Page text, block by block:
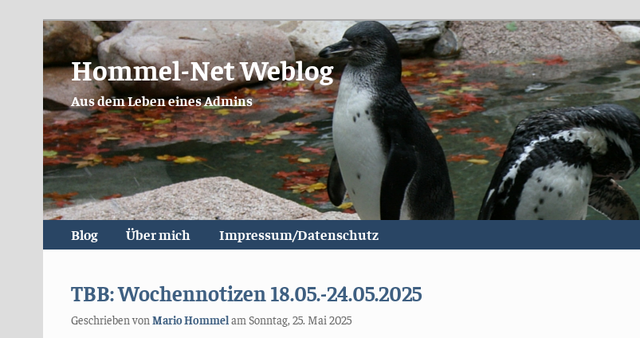
Hommel-Net Weblog
Aus dem Leben eines Admins
Blog Über mich Impressum/Datenschutz
TBB: Wochennotizen 18.05.-24.05.2025
Geschrieben von Mario Hommelam Sonntag, 25. Mai 2025